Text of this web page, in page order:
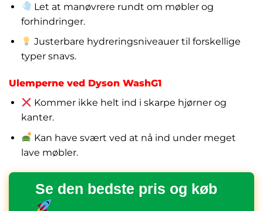
Let at manøvrere rundt om møbler og
forhindringer.
Justerbare hydreringsniveauer til forskellige
typer snavs.
Ulemperne ved Dyson WashG1
Kommer ikke helt ind i skarpe hjørner og
kanter.
Kan have svært ved at nå ind under meget
lave møbler.
Se den bedste pris og køb